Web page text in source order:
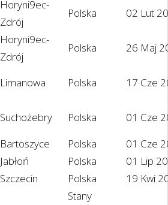
Horyni9ec-
Zdrój
Polska 02 Lut
Horyni9ec-
Zdrój
Polska 26 Maj
Limanowa Polska 17 Cze
Suchożebry Polska
01 Cze
Bartoszyce Polska
01 Cze
Jabłoń Polska
01 Lip
Szczecin Polska 19 Kwi
Stany